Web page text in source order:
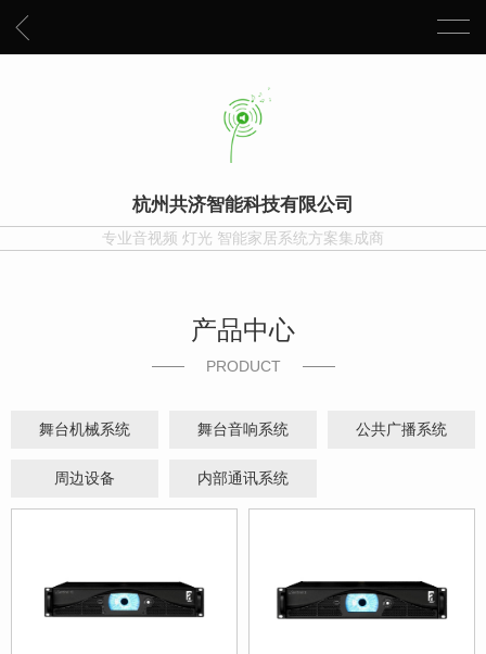
杭州共济智能科技有限公司
专业音视频 灯光 智能家居系统方案集成商
产品中心
PRODUCT
舞台机械系统 舞台音响系统 公共广播系统
周边设备 内部通讯系统